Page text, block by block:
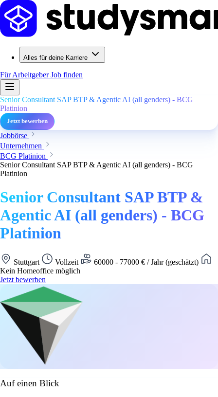
Alles für deine Karriere
Für ArbeitgeberJob finden
Senior Consultant SAP BTP & Agentic AI (all genders) - BCG
Platinion
Jetzt bewerben
Jobbörse
Unternehmen
BCG Platinion
Senior Consultant SAP BTP & Agentic AI (all genders) - BCG
Platinion
Senior Consultant SAP BTP &
Agentic AI (all genders) - BCG
Platinion
Stuttgart Vollzeit
60000 - 77000 € / Jahr (geschätzt)
Kein Homeoffice möglich
Jetzt bewerben
Auf einen Blick